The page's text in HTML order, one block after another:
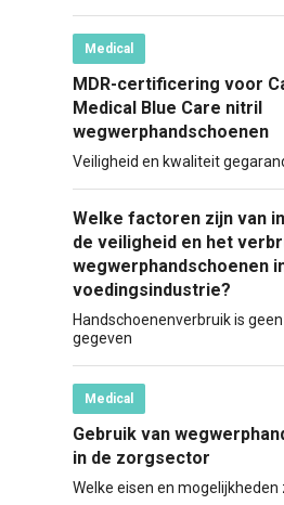
Medical
MDR-certificering voor
Medical Blue Care nitril
wegwerphandschoenen
Veiligheid en kwaliteit
Welke factoren zijn van
de veiligheid en het
wegwerphandschoenen
voedingsindustrie?
Handschoenenverbruik is
gegeven
Medical
Gebruik van
in de zorgsector
Welke eisen en mogelijkheden